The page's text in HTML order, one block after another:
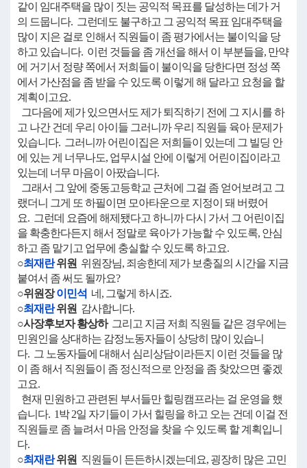
같이 임대주택을 많이 짓는 공익적 목표를 달성하는 데가 거
의 드뭅니다. 그런데도 불구하고 그 공익적 목표 임대주택을
많이 지은 걸로 인해서 직원들이 좀 평가에서는 불이익을 당
하고 있습니다. 이런 것들을 좀 개선을 해서 이 부분들을, 만약
에 거기서 정량 쪽에서 저희들이 불이익을 당한다면 정성 쪽
에서 가산점을 좀 받을 수 있도록 이렇게 해 달라고 요청을 할
계획이고요.
그다음에 제가 있으면서도 제가 퇴직하기 전에 그 지시를 하
고 나간 건데 우리 아이들 그러니까 우리 직원들 육아 문제가
있습니다. 그러니까 어린이집은 저희들이 있는데 그 빌딩 안
에 있는 게 너무나도, 업무시설 안에 이렇게 어린이집이라고
있는데 너무 마음이 아팠습니다.
그래서 그 앞에 중동고등학교 근처에 그걸 좀 얻어보려고 그
랬더니 그게 또 하필이면 모아타운으로 지정이 돼 버렸어
요. 그런데 요즘에 해제됐다고 하니까 다시 가서 그 어린이집
을 확충한다든지 해서 정말로 육아가 가능할 수 있도록, 안심
하고 좀 맡기고 업무에 충실할 수 있도록 하고요.
○최재란위원 위원장님, 죄송한데 제가 보충질의 시간을 지금
붙여서 좀 써도 될까요?
○위원장이민석 네, 그렇게 하시죠.
○최재란위원 감사합니다.
○사장후보자 황상하그리고 지금 저희 직원들 같은 경우에는
민원인을 상대하는 감정노동자들이 상당히 많이 있습니
다. 그 노동자들에 대해서 심리상담이라든지 이런 것들을 많
이 좀 해서 직원들이 좀 정신적으로 안정을 좀 찾았으면 좋겠
고요.
현재 민원하고 관련된 부서들만 힐링캠프라는 걸 운영을 했
습니다. 1박 2일 자기들이 가서 힐링을 하고 오는 건데 이걸 전
직원들로 좀 늘려서 마음 안정을 찾을 수 있도록 할 계획입니
다.
○최재란위원 직원들이 든든하시겠는데요, 굉장히 많은 고민